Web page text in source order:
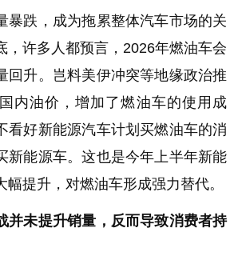
暴跌，成为拖累整体汽车市场的关
，许多人都预言，2026年燃油车会
回升。岂料美伊冲突等地缘政治推
内油价，增加了燃油车的使用成
看好新能源汽车计划买燃油车的消
新能源车。这也是今年上半年新能
幅提升，对燃油车形成强力替代。
并未提升销量，反而导致消费者持